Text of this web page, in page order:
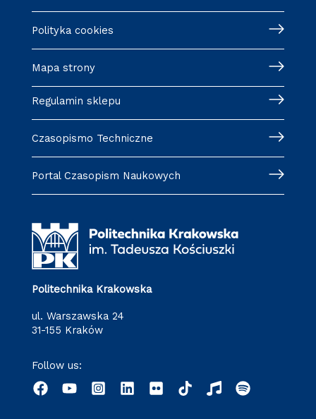
Polityka cookies
Mapa strony
Regulamin sklepu
Czasopismo Techniczne
Portal Czasopism Naukowych
Politechnika Krakowska
ul. Warszawska 24
31-155 Kraków
Follow us: